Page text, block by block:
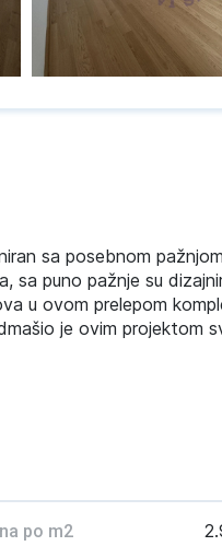
sa posebnom
sa puno pažnje su
u ovom prelepom
je ovim projektom
po m2